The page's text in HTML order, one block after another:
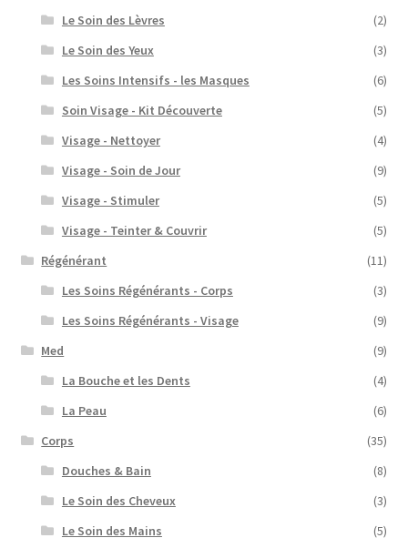
Le Soin des Lèvres
(2)
Le Soin des Yeux
(3)
Les Soins Intensifs - les Masques
(6)
Soin Visage - Kit Découverte
(5)
Visage - Nettoyer
(4)
Visage - Soin de Jour
(9)
Visage - Stimuler
(5)
Visage - Teinter & Couvrir
(5)
Régénérant
(11)
Les Soins Régénérants - Corps
(3)
Les Soins Régénérants - Visage
(9)
Med
(9)
La Bouche et les Dents
(4)
La Peau
(6)
Corps
(35)
Douches & Bain
(8)
Le Soin des Cheveux
(3)
Le Soin des Mains
(5)